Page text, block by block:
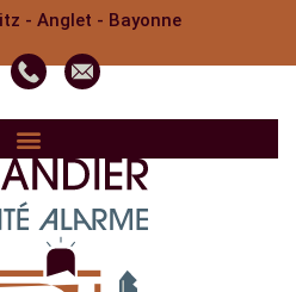
- Anglet - Bayonne